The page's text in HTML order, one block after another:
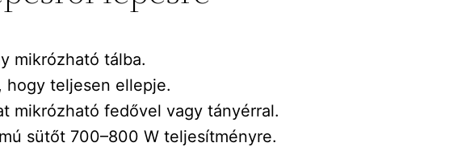
mikrózható tálba.
hogy teljesen ellepje.
mikrózható fedővel vagy tányérral.
sütőt 700–800 W teljesítményre.